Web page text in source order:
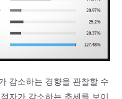
감소하는 경향을 관찰할 수
자가 감소하는 추세를 보이